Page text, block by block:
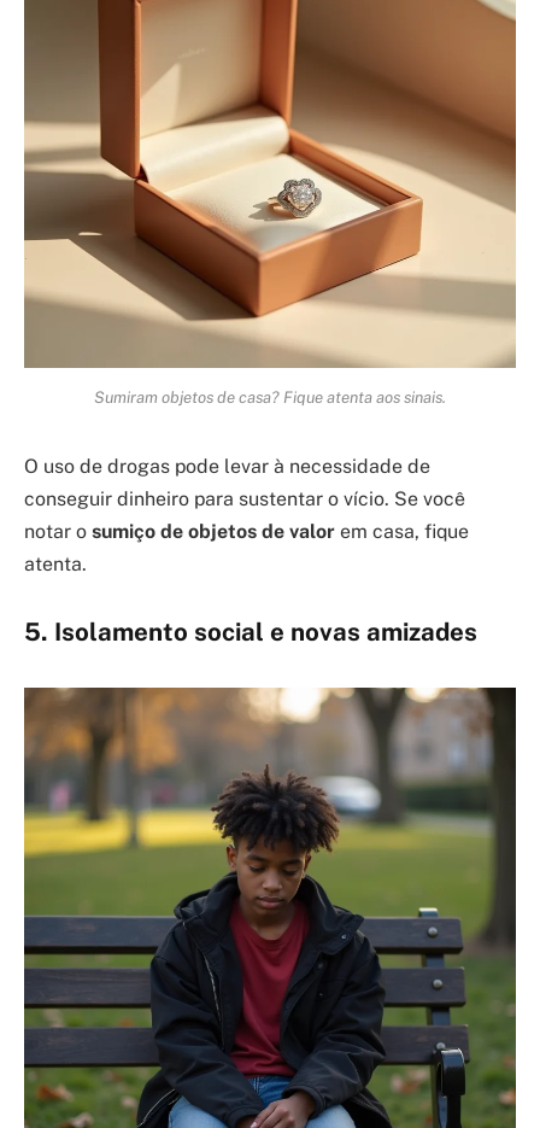
Sumiram objetos de casa? Fique atenta aos sinais.
O uso de drogas pode levar à necessidade de
conseguir dinheiro para sustentar o vício. Se você
notar o sumiço de objetos de valor em casa, fique
atenta.
5. Isolamento social e novas amizades